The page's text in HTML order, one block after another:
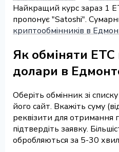
Найкращий курс зараз 1
пропонує "Satoshi".
криптообмінників в
Як обміняти ETC
долари в
Оберіть обмінник зі
його сайт. Вкажіть суму
реквізити для отримання
підтвердіть заявку.
обробляються за 5-30